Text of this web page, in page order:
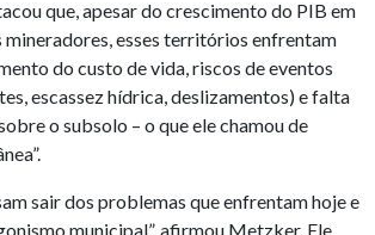
que, apesar do crescimento do PIB em
esses territórios enfrentam
do custo de vida, riscos de eventos
escassez hídrica, deslizamentos) e falta
o subsolo – o que ele chamou de
sair dos problemas que enfrentam hoje e
municipal”, afirmou Metzker. Ele